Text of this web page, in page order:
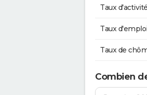
Taux d'activité
Taux d'emploi
Taux de
Combien